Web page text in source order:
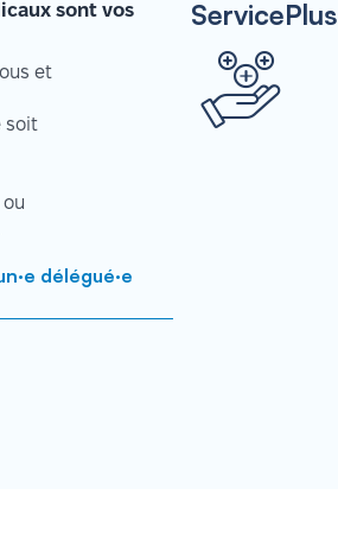
sont vos
et
soit
délégué·e
ServicePlus